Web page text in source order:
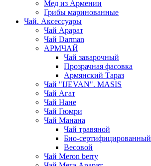
Мед из Армении
Грибы маринованные
Чай. Аксессуары
Чай Арарат
Чай Darman
АРМЧАЙ
Чай заварочный
Прозрачная фасовка
Армянский Тараз
Чай "IJEVAN". MASIS
Чай Агат
Чай Нане
Чай Гюмри
Чай Манана
Чай травяной
Био-сертифицированный
Весовой
Чай Meron berry